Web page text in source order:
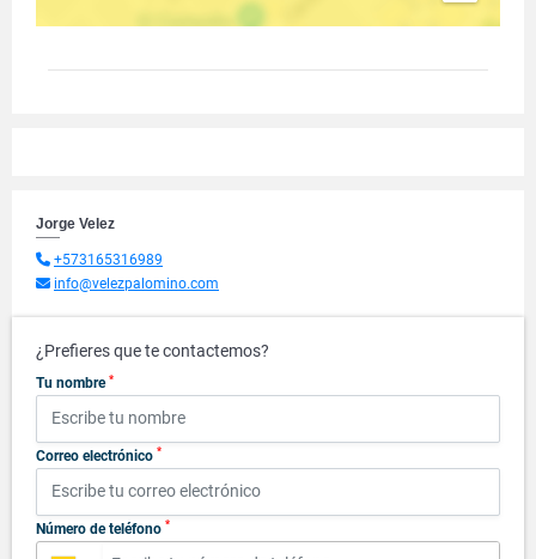
Jorge Velez
+573165316989
info@velezpalomino.com
¿Prefieres que te contactemos?
Tu nombre *
Correo electrónico *
Número de teléfono *